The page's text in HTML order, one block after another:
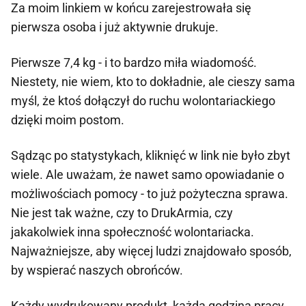
Za moim linkiem w końcu zarejestrowała się
pierwsza osoba i już aktywnie drukuje.
Pierwsze 7,4 kg - i to bardzo miła wiadomość.
Niestety, nie wiem, kto to dokładnie, ale cieszy sama
myśl, że ktoś dołączył do ruchu wolontariackiego
dzięki moim postom.
Sądząc po statystykach, kliknięć w link nie było zbyt
wiele. Ale uważam, że nawet samo opowiadanie o
możliwościach pomocy - to już pożyteczna sprawa.
Nie jest tak ważne, czy to DrukArmia, czy
jakakolwiek inna społeczność wolontariacka.
Najważniejsze, aby więcej ludzi znajdowało sposób,
by wspierać naszych obrońców.